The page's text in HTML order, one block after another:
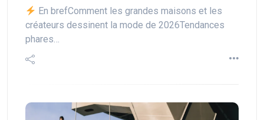
En brefComment les grandes maisons et les
créateurs dessinent la mode de 2026Tendances
phares…